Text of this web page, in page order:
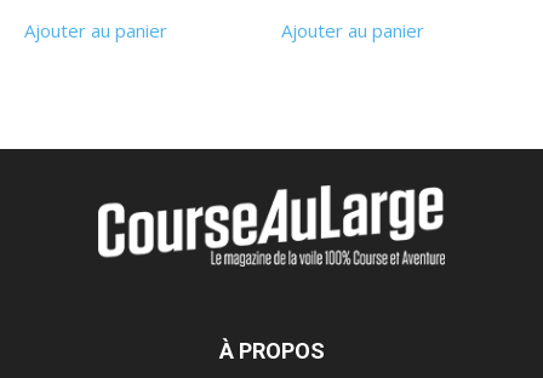
Ajouter au panier Ajouter au panier
À PROPOS